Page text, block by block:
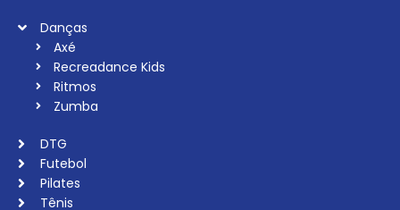
Danças
Axé
Recreadance Kids
Ritmos
Zumba
DTG
Futebol
Pilates
Tênis